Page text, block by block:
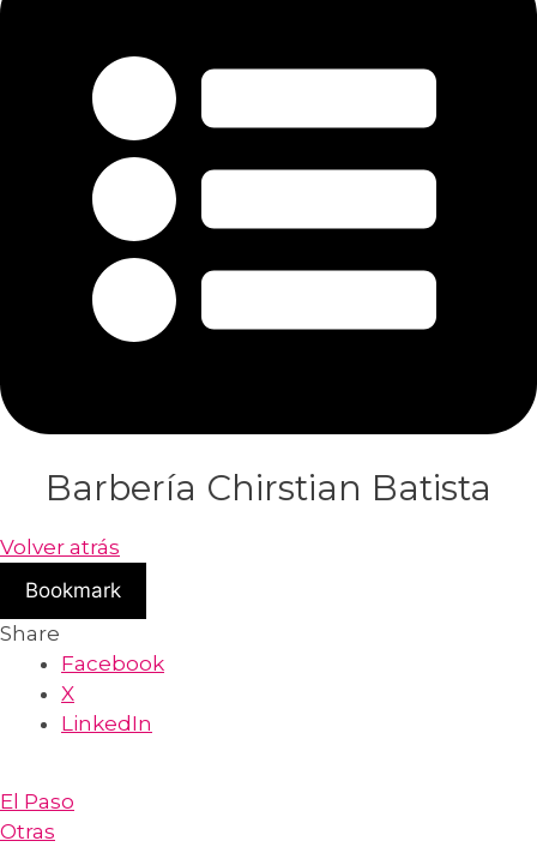
Barbería Chirstian Batista
Volver atrás
Bookmark
Share
Facebook
X
LinkedIn
El Paso
Otras